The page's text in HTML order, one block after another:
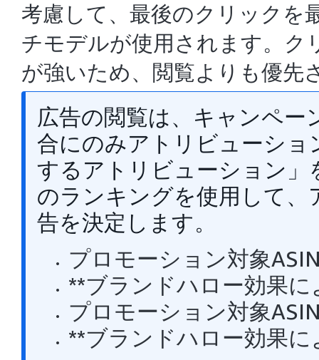
考慮して、最後のクリックを
チモデルが使用されます。ク
が強いため、閲覧よりも優先
広告の閲覧は、キャンペ
合にのみアトリビューショ
するアトリビューション」
のランキングを使用して
告を決定します。
プロモーション対象
**ブランドハロー効果
プロモーション対象
**ブランドハロー効果